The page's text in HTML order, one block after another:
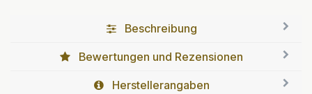
Beschreibung
Bewertungen und Rezensionen
Herstellerangaben